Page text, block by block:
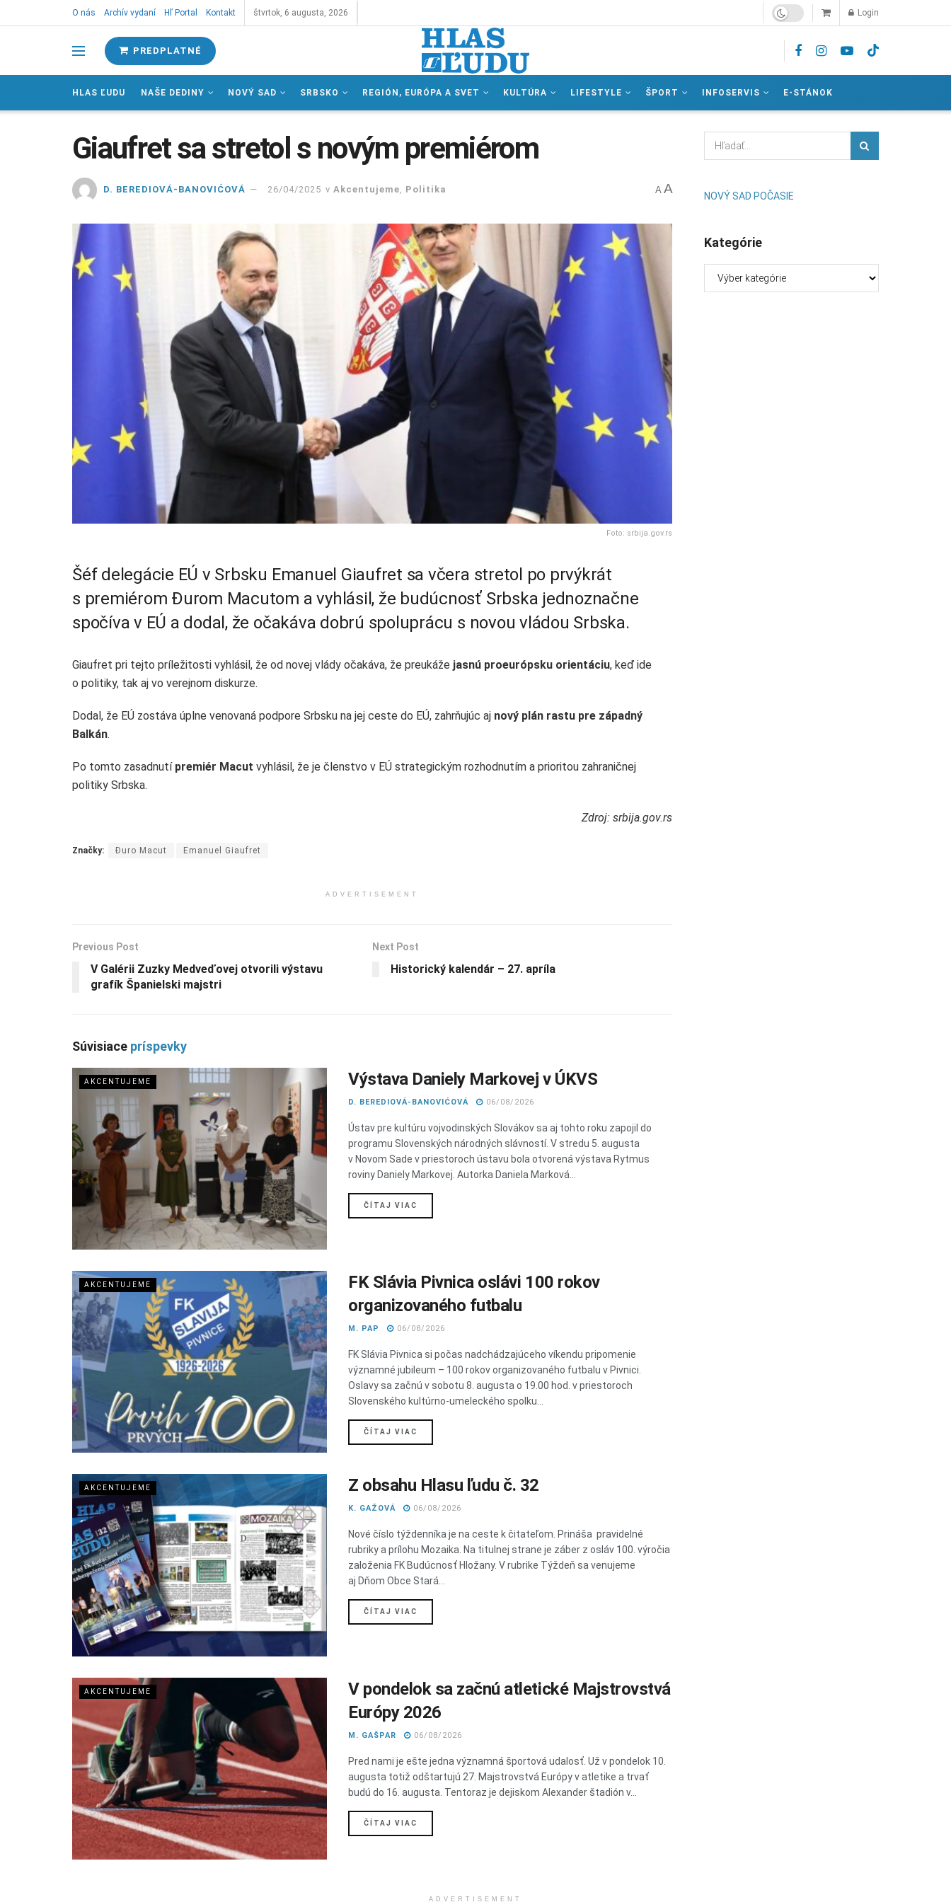
O nás Archív vydaní Hľ Portal Kontakt štvrtok, 6 augusta, 2026 Login
PREDPLATNÉ
HLAS ĽUDU NAŠE DEDINY NOVÝ SAD SRBSKO REGIÓN, EURÓPA A SVET KULTÚRA LIFESTYLE ŠPORT INFOSERVIS E-STÁNOK
Giaufret sa stretol s novým premiérom
D. BEREDIOVÁ-BANOVIĆOVÁ 26/04/2025 v Akcentujeme Politika A A
Foto: srbija.gov.rs
Šéf delegácie EÚ v Srbsku Emanuel Giaufret sa včera stretol po prvýkrát
s premiérom Ðurom Macutom a vyhlásil, že budúcnosť Srbska jednoznačne
spočíva v EÚ a dodal, že očakáva dobrú spoluprácu s novou vládou Srbska.
Giaufret pri tejto príležitosti vyhlásil, že od novej vlády očakáva, že preukáže jasnú proeurópsku orientáciu, keď ide
o politiky, tak aj vo verejnom diskurze.
Dodal, že EÚ zostáva úplne venovaná podpore Srbsku na jej ceste do EÚ, zahrňujúc aj nový plán rastu pre západný
Balkán.
Po tomto zasadnutí premiér Macut vyhlásil, že je členstvo v EÚ strategickým rozhodnutím a prioritou zahraničnej
politiky Srbska.
Zdroj: srbija.gov.rs
Značky: Đuro Macut Emanuel Giaufret
ADVERTISEMENT
Previous Post
V Galérii Zuzky Medveďovej otvorili výstavu
grafík Španielski majstri
Next Post
Historický kalendár – 27. apríla
Súvisiace príspevky
AKCENTUJEME Výstava Daniely Markovej v ÚKVS
D. BEREDIOVÁ-BANOVIĆOVÁ 06/08/2026
Ústav pre kultúru vojvodinských Slovákov sa aj tohto roku zapojil do
programu Slovenských národných slávností. V stredu 5. augusta
v Novom Sade v priestoroch ústavu bola otvorená výstava Rytmus
roviny Daniely Markovej. Autorka Daniela Marková...
ČÍTAJ VIAC
AKCENTUJEME
FK Slávia Pivnica oslávi 100 rokov
organizovaného futbalu
M. PAP 06/08/2026
FK Slávia Pivnica si počas nadchádzajúceho víkendu pripomenie
významné jubileum – 100 rokov organizovaného futbalu v Pivnici.
Oslavy sa začnú v sobotu 8. augusta o 19.00 hod. v priestoroch
Slovenského kultúrno-umeleckého spolku...
ČÍTAJ VIAC
AKCENTUJEME Z obsahu Hlasu ľudu č. 32
K. GAŽOVÁ 06/08/2026
Nové číslo týždenníka je na ceste k čitateľom. Prináša pravidelné
rubriky a prílohu Mozaika. Na titulnej strane je záber z osláv 100. výročia
založenia FK Budúcnosť Hložany. V rubrike Týždeň sa venujeme
aj Dňom Obce Stará...
ČÍTAJ VIAC
AKCENTUJEME
V pondelok sa začnú atletické Majstrovstvá
Európy 2026
M. GAŠPAR 06/08/2026
Pred nami je ešte jedna významná športová udalosť. Už v pondelok 10.
augusta totiž odštartujú 27. Majstrovstvá Európy v atletike a trvať
budú do 16. augusta. Tentoraz je dejiskom Alexander štadión v...
ČÍTAJ VIAC
NOVÝ SAD POČASIE
Kategórie
ADVERTISEMENT